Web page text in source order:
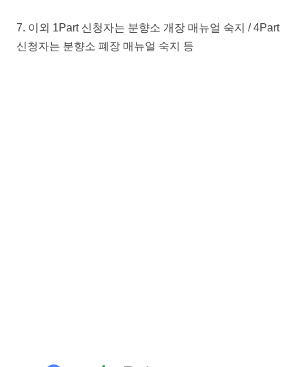
7. 이외 1Part 신청자는 분향소 개장 매뉴얼 숙지 / 4Part
신청자는 분향소 폐장 매뉴얼 숙지 등